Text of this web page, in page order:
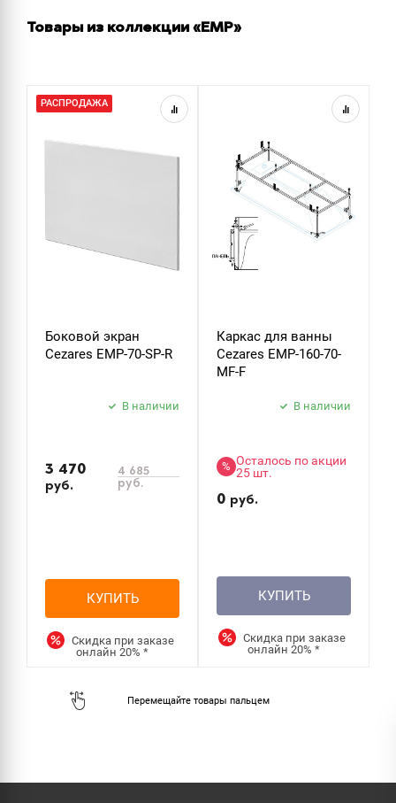
Товары из коллекции «EMP»
РАСПРОДАЖА
Боковой экран
Cezares EMP-70-SP-R
В наличии
3 470
руб.
4 685
руб.
КУПИТЬ
Скидка при заказе
онлайн20%*
Каркас для ванны
Cezares EMP-160-70-
MF-F
В наличии
% Осталось по акции
25 шт.
0 руб.
КУПИТЬ
Скидка при заказе
онлайн20%*